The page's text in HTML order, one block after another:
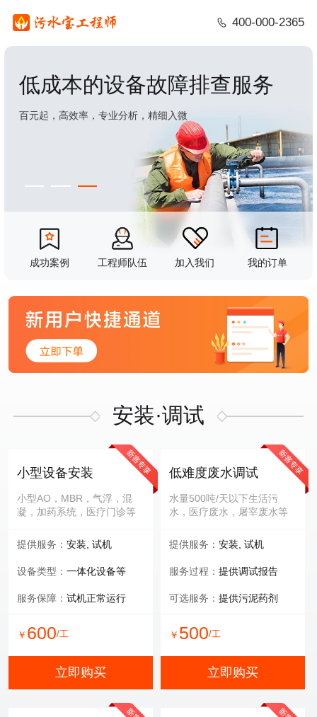
400-000-2365
低成本的设备故障排查服务
百元起，高效率，专业分析，精细入微
成功案例 工程师队伍 加入我们 我的订单
安装·调试
小型设备安装
小型AO，MBR，气浮，混
凝，加药系统，医疗门诊等
提供服务： 安装, 试机
设备类型： 一体化设备等
服务保障： 试机正常运行
￥ 600/工
立即购买
低难度废水调试
水量500吨/天以下生活污
水，医疗废水，屠宰废水等
提供服务： 安装, 试机
服务过程： 提供调试报告
可选服务： 提供污泥药剂
￥ 500/工
立即购买